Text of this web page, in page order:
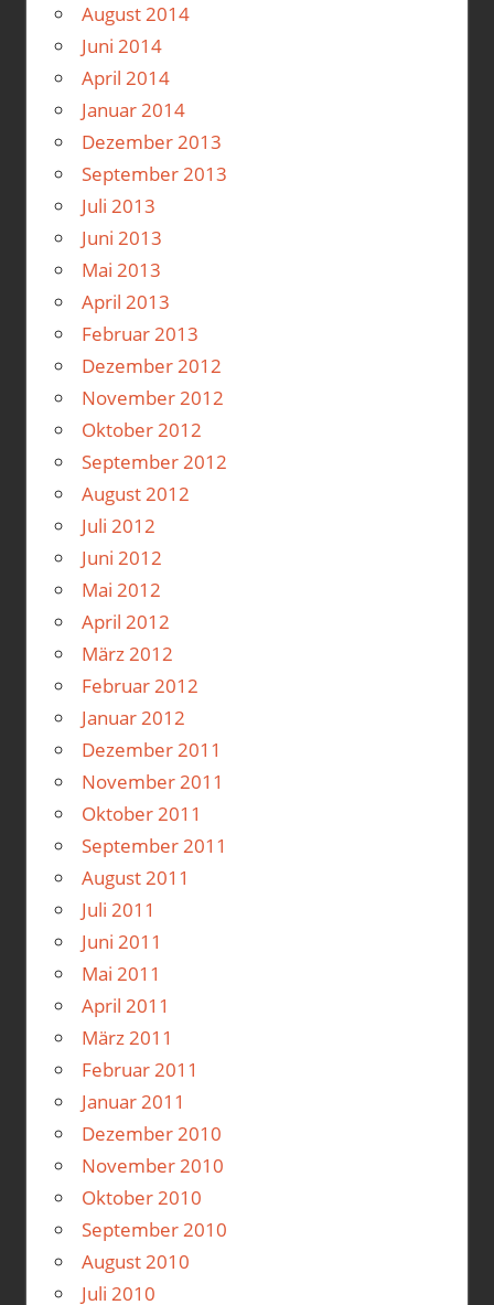
August 2014
Juni 2014
April 2014
Januar 2014
Dezember 2013
September 2013
Juli 2013
Juni 2013
Mai 2013
April 2013
Februar 2013
Dezember 2012
November 2012
Oktober 2012
September 2012
August 2012
Juli 2012
Juni 2012
Mai 2012
April 2012
März 2012
Februar 2012
Januar 2012
Dezember 2011
November 2011
Oktober 2011
September 2011
August 2011
Juli 2011
Juni 2011
Mai 2011
April 2011
März 2011
Februar 2011
Januar 2011
Dezember 2010
November 2010
Oktober 2010
September 2010
August 2010
Juli 2010